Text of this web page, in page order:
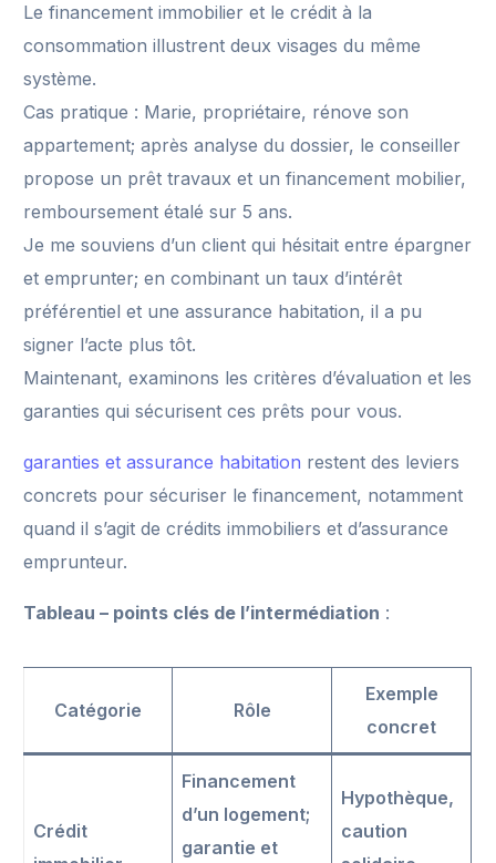
Le financement immobilier et le crédit à la
consommation illustrent deux visages du même
système.
Cas pratique : Marie, propriétaire, rénove son
appartement; après analyse du dossier, le conseiller
propose un prêt travaux et un financement mobilier,
remboursement étalé sur 5 ans.
Je me souviens d’un client qui hésitait entre épargner
et emprunter; en combinant un taux d’intérêt
préférentiel et une assurance habitation, il a pu
signer l’acte plus tôt.
Maintenant, examinons les critères d’évaluation et les
garanties qui sécurisent ces prêts pour vous.
garanties et assurance habitation restent des leviers
concrets pour sécuriser le financement, notamment
quand il s’agit de crédits immobiliers et d’assurance
emprunteur.
Tableau – points clés de l’intermédiation :
Catégorie Rôle
Exemple
concret
Crédit
Financement
d’un logement;
garantie et
Hypothèque,
caution